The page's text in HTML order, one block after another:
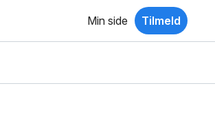
Min side Tilmeld